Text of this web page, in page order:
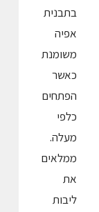
בתבנית
אפיה
משומנת
כאשר
הפתחים
כלפי
מעלה.
ממלאים
את
ליבות